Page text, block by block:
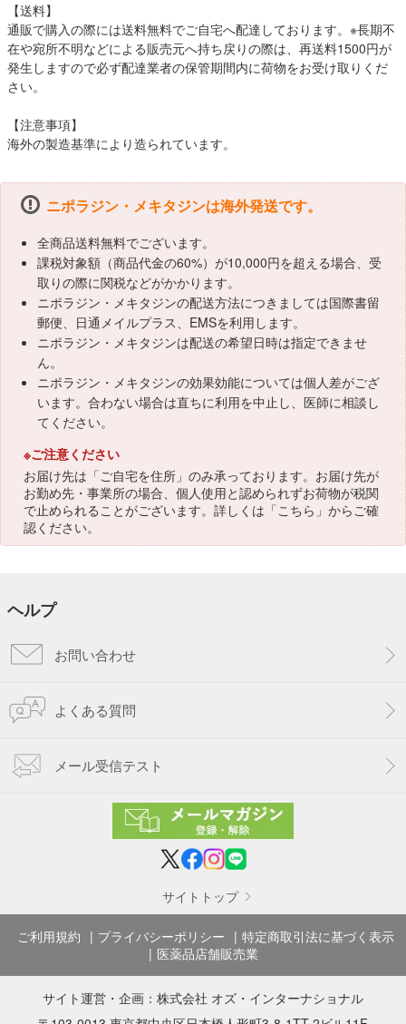
【送料】
通販で購入の際には送料無料でご自宅へ配達しております。※長期不
在や宛所不明などによる販売元へ持ち戻りの際は、再送料1500円が
発生しますので必ず配達業者の保管期間内に荷物をお受け取りくだ
さい。
【注意事項】
海外の製造基準により造られています。
ニポラジン・メキタジンは海外発送です。
全商品送料無料でございます。
課税対象額（商品代金の60%）が10,000円を超える場合、受
取りの際に関税などがかかります。
ニポラジン・メキタジンの配送方法につきましては国際書留
郵便、日通メイルプラス、EMSを利用します。
ニポラジン・メキタジンは配送の希望日時は指定できませ
ん。
ニポラジン・メキタジンの効果効能については個人差がござ
います。合わない場合は直ちに利用を中止し、医師に相談し
てください。
※ご注意ください
お届け先は「ご自宅を住所」のみ承っております。お届け先が
お勤め先・事業所の場合、個人使用と認められずお荷物が税関
で止められることがございます。詳しくは「こちら 」からご確
認ください。
ヘルプ
お問い合わせ
よくある質問
メール受信テスト
サイトトップ
ご利用規約 プライバシーポリシー
特定商取引法に基づく表示
医薬品店舗販売業
サイト運営・企画： 株式会社 オズ・インターナショナル